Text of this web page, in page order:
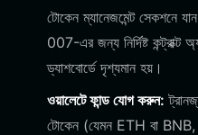
টোকেন ম্যানেজমেন্ট
007-এর জন্য নির্দিষ্ট কন্ট্রাক্ট
ড্যাশবোর্ডে দৃশ্যমান হয়।
ওয়ালেটে ফান্ড যোগ করুন:
টোকেন (যেমন ETH বা